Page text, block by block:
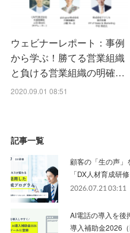
ウェビナーレポート：事例
から学ぶ！勝てる営業組織
と負ける営業組織の明確…
2020.09.01 08:51
記事一覧
顧客の「生の声
「DX人材育成研
2026.07.21 03:11
AI電話の導入を後
導入補助金2026